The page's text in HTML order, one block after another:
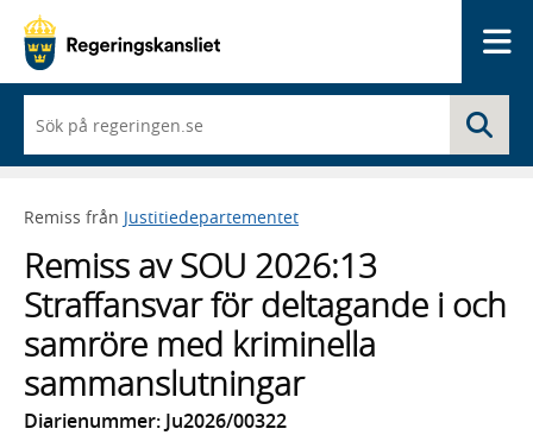
du
börjar
skriva
framträder
lista
med
sökförslag
Remiss från Justitiedepartementet
Remiss av SOU 2026:13
Straffansvar för deltagande i och
samröre med kriminella
sammanslutningar
Diarienummer: Ju2026/00322